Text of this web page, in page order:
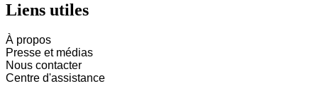
Liens utiles
À propos
Presse et médias
Nous contacter
Centre d'assistance